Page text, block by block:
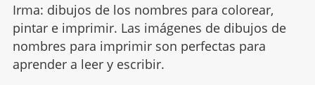
Irma: dibujos de los nombres para colorear,
pintar e imprimir. Las imágenes de dibujos de
nombres para imprimir son perfectas para
aprender a leer y escribir.